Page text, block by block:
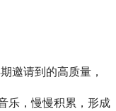
邀请到的高质量，
乐，慢慢积累，形成